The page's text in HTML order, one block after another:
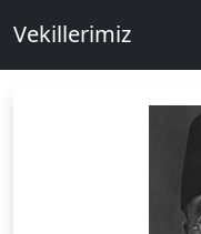
Vekillerimiz